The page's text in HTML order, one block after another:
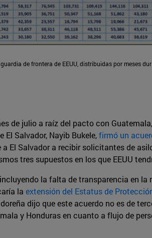
de frontera de EEUU, distribuidas por meses
de julio a raíz del pacto con
El Salvador, Nayib Bukele,firmó un
Salvador a recibir solicitantes de
tres supuestos en los que EEUU
la falta de transparencia en
la extensión del Estatus de
dijo que este acuerdo no es de
y Honduras en cuanto a flujo de